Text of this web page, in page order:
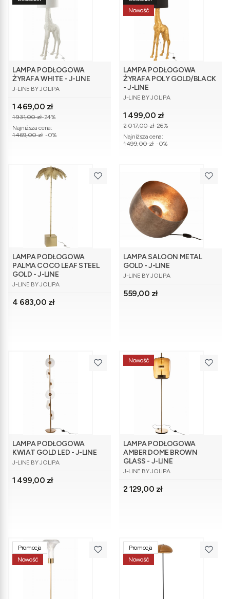
LAMPA PODŁOGOWA
ŻYRAFA WHITE - J-LINE
PRODUCENT
J-LINE BY JOLIPA
Cena promocyjna
1 469,00 zł
1 931,00 zł-24%
Najniższa cena:
1 469,00 zł -0%
Nowość
LAMPA PODŁOGOWA
ŻYRAFA POLY GOLD/BLACK
- J-LINE
PRODUCENT
J-LINE BY JOLIPA
Cena promocyjna
1 499,00 zł
2 017,00 zł-26%
Najniższa cena:
1 499,00 zł -0%
LAMPA PODŁOGOWA
PALMA COCO LEAF STEEL
GOLD - J-LINE
PRODUCENT
J-LINE BY JOLIPA
Cena
4 683,00 zł
LAMPA SALOON METAL
GOLD - J-LINE
PRODUCENT
J-LINE BY JOLIPA
Cena
559,00 zł
LAMPA PODŁOGOWA
KWIAT GOLD LED - J-LINE
PRODUCENT
J-LINE BY JOLIPA
Cena
1 499,00 zł
Nowość
LAMPA PODŁOGOWA
AMBER DOME BROWN
GLASS - J-LINE
PRODUCENT
J-LINE BY JOLIPA
Cena
2 129,00 zł
Promocja
Nowość
Promocja
Nowość